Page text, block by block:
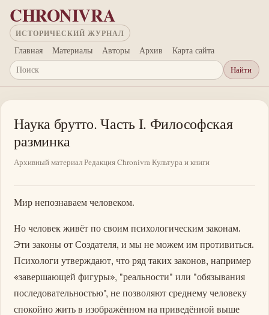
Перейти к основному содержанию
CHRONIVRA
ИСТОРИЧЕСКИЙ ЖУРНАЛ
Главная Материалы Авторы Архив Карта сайта
Поиск
Найти
Наука брутто. Часть I. Философская
разминка
Архивный материалРедакция ChronivraКультура и книги
Мир непознаваем человеком.
Но человек живёт по своим психологическим законам.
Эти законы от Создателя, и мы не можем им противиться.
Психологи утверждают, что ряд таких законов, например
«завершающей фигуры», "реальности" или "обязывания
последовательностью", не позволяют среднему человеку
спокойно жить в изображённом на приведённой выше